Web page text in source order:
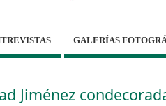
GALERÍAS
Jiménez